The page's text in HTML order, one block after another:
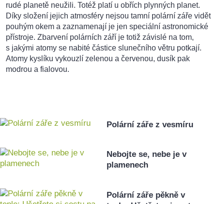
rudé planetě neužili. Totéž platí u obřích plynných planet.
Díky složení jejich atmosféry nejsou tamní polární záře vidět
pouhým okem a zaznamenají je jen speciální astronomické
přístroje. Zbarvení polárních září je totiž závislé na tom,
s jakými atomy se nabité částice slunečního větru potkají.
Atomy kyslíku vykouzlí zelenou a červenou, dusík pak
modrou a fialovou.
Polární záře z vesmíru
Nebojte se, nebe je v
plamenech
Polární záře pěkně v